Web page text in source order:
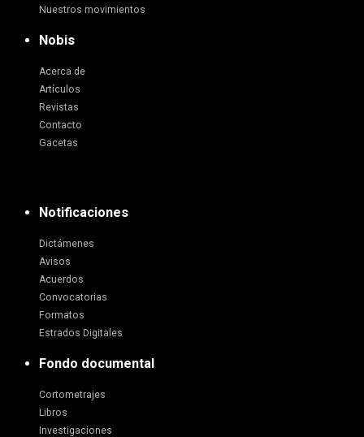
Nuestros movimientos
Nobis
Acerca de
Artículos
Revistas
Contacto
Gacetas
Notificaciones
Dictámenes
Avisos
Acuerdos
Convocatorias
Formatos
Estrados Digitales
Fondo documental
Cortometrajes
Libros
Investigaciones